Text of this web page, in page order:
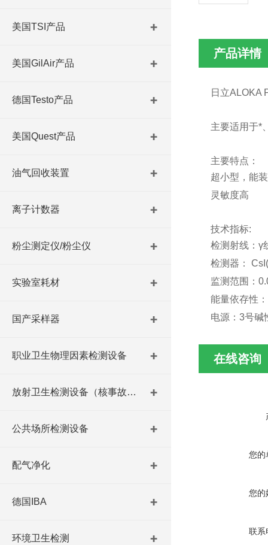
美国TSI产品
美国GilAir产品
德国Testo产品
美国Quest产品
油气回收装置
离子计数器
粉尘测定仪/粉尘仪
实验室耗材
国产采样器
职业卫生物理因素检测设备
放射卫生检测设备（核事故与放射医学）
公共场所检测设备
配气净化
德国IBA
环境卫生检测
产品详情
日立ALOKA
主要适用于*
主要特点：
超小型，能
灵敏度高
技术指标:
检测射线：γ
检测器：
监测范围
能量依存性
电源：3号碱
在线咨询
您的
您的
联系